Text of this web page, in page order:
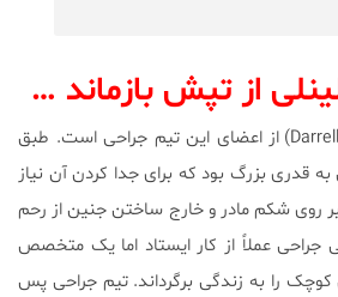
از تپش بازماند …
دکتر درل کس (Darrell Cass) از اعضای این تیم جراحی است. طبق
قدری بزرگ بود که برای جدا کردن آن نیاز
روی شکم مادر و خارج ساختن جنین از رحم
جراحی عملاً از کار ایستاد اما یک متخصص
را به زندگی برگرداند. تیم جراحی پس